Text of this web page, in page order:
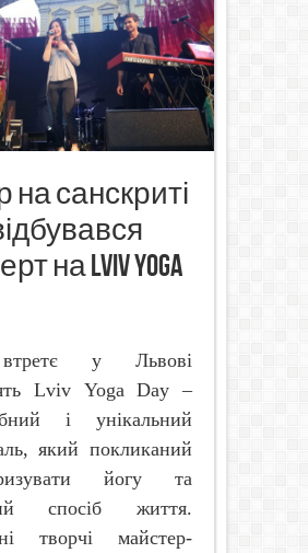
на санскриті
на Lviv Yoga
у Львові
Lviv Yoga Day –
і унікальний
який покликаний
йогу та
спосіб життя.
творчі майстер-